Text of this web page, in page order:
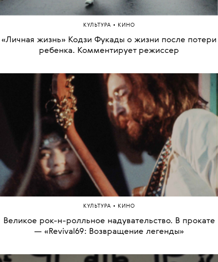
КУЛЬТУРА • КИНО
«Личная жизнь» Кодзи Фукады о жизни после потери
ребенка. Комментирует режиссер
КУЛЬТУРА • КИНО
Великое рок-н-ролльное надувательство. В прокате
— «Revival69: Возвращение легенды»